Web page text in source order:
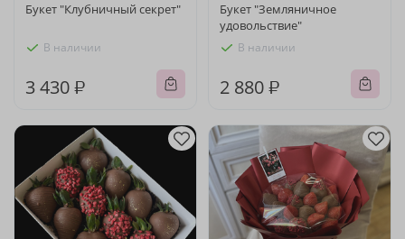
Букет "Клубничный секрет"
В наличии
3 430 ₽
Букет "Земляничное
удовольствие"
В наличии
2 880 ₽